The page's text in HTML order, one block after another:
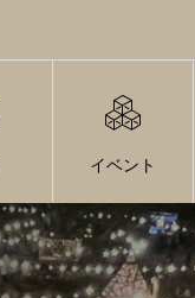
イベント